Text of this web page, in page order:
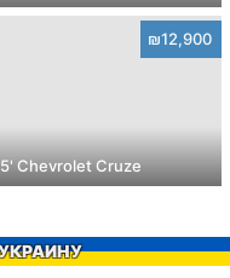
₪12,900
Chevrolet Cruze